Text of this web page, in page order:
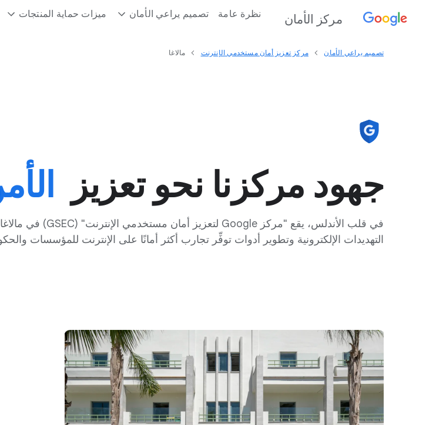
مركز الأمان نظرة عامة تصميم يراعي الأمان ميزات حماية المنتجات
تصميم يراعي الأمان مركز تعزيز أمان مستخدمي الإنترنت مالاغا
جهود مركزنا نحو تعزيز
التهديدات الإلكترونية وتطوير أدوات توفِّر تجارب أكثر أمانًا على الإنترنت للمؤسسات